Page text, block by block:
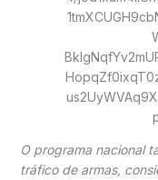
O programa nacional
tráfico de armas,